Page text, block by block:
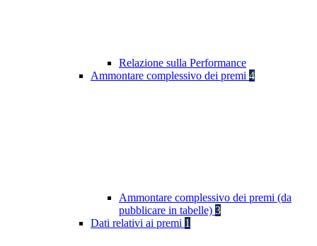
Relazione sulla Performance
Ammontare complessivo dei premi 4
Ammontare complessivo dei premi (da
pubblicare in tabelle) 3
Dati relativi ai premi 1